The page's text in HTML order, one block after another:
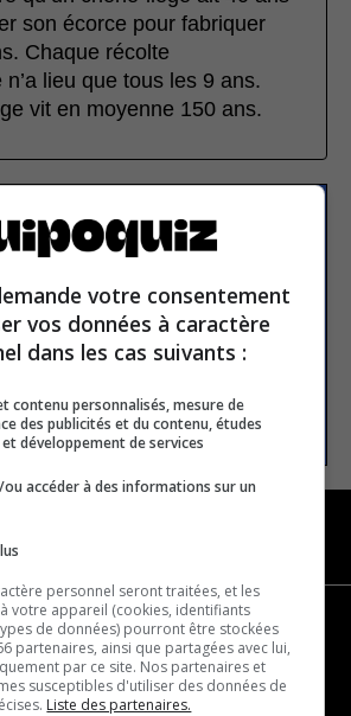
son écorce pour fabriquer
Chaque récolte
lieu que tous les 9 ans.
vit en moyenne 150 ans.
à la newsletter
votre consentement
vos données à caractère
dans les cas suivants :
contenu personnalisés, mesure de
des publicités et du contenu, études
et développement de services
accéder à des informations sur un
personnel seront traitées, et les
votre appareil (cookies, identifiants
de données) pourront être stockées
partenaires, ainsi que partagées avec lui,
par ce site. Nos partenaires et
susceptibles d'utiliser des données de
Liste des partenaires.